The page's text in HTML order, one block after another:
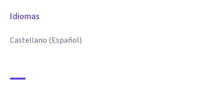
Idiomas
Castellano (Español)